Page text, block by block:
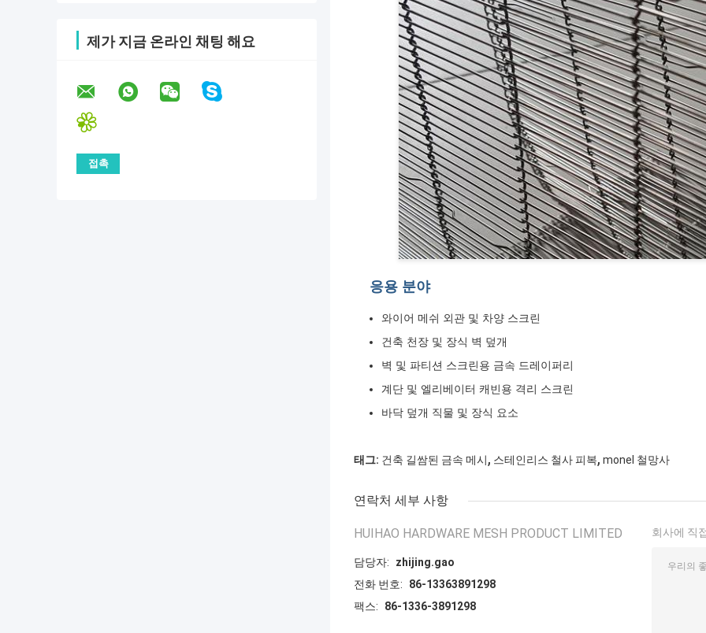
제가 지금 온라인 채팅 해요
응용 분야
와이어 메쉬 외관 및 차양 스크린
건축 천장 및 장식 벽 덮개
벽 및 파티션 스크린용 금속 드레이퍼리
계단 및 엘리베이터 캐빈용 격리 스크린
바닥 덮개 직물 및 장식 요소
태그: 건축 길쌈된 금속 메시, 스테인리스 철사 피복, monel 철망사
연락처 세부 사항
HUIHAO HARDWARE MESH PRODUCT LIMITED
담당자:
zhijing.gao
전화 번호:
86-13363891298
팩스:
86-1336-3891298
회사에 직